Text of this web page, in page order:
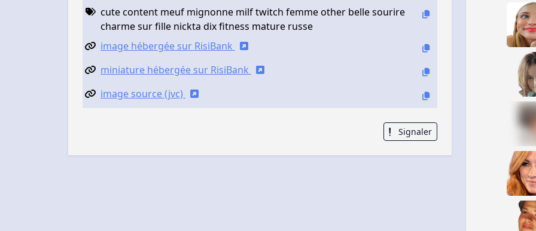
cute content meuf mignonne milf twitch femme other belle sourire
charme sur fille nickta dix fitness mature russe
image hébergée sur RisiBank
miniature hébergée sur RisiBank
image source (jvc)
Signaler